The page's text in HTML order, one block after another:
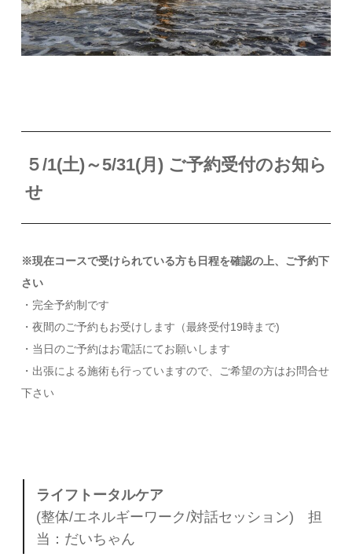
５/1(土)～5/31(月) ご予約受付のお知ら
せ
※現在コースで受けられている方も日程を確認の上、ご予約下
さい
・完全予約制です
・夜間のご予約もお受けします（最終受付19時まで)
・当日のご予約はお電話にてお願いします
・出張による施術も行っていますので、ご希望の方はお問合せ
下さい
ライフトータルケア
(整体/エネルギーワーク/対話セッション) 担
当：だいちゃん